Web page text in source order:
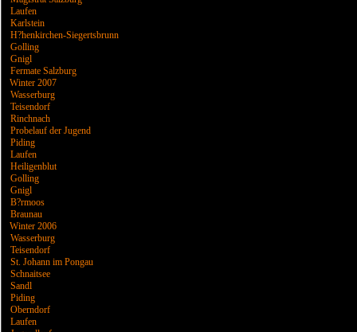
Laufen
Karlstein
H?henkirchen-Siegertsbrunn
Golling
Gnigl
Fermate Salzburg
Winter 2007
Wasserburg
Teisendorf
Rinchnach
Probelauf der Jugend
Piding
Laufen
Heiligenblut
Golling
Gnigl
B?rmoos
Braunau
Winter 2006
Wasserburg
Teisendorf
St. Johann im Pongau
Schnaitsee
Sandl
Piding
Oberndorf
Laufen